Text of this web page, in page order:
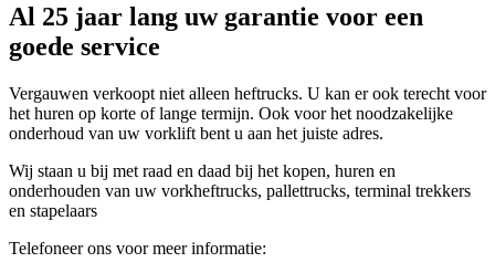
Al 25 jaar lang uw garantie voor een
goede service
Vergauwen verkoopt niet alleen heftrucks. U kan er ook terecht voor
het huren op korte of lange termijn. Ook voor het noodzakelijke
onderhoud van uw vorklift bent u aan het juiste adres.
Wij staan u bij met raad en daad bij het kopen, huren en
onderhouden van uw vorkheftrucks, pallettrucks, terminal trekkers
en stapelaars
Telefoneer ons voor meer informatie: